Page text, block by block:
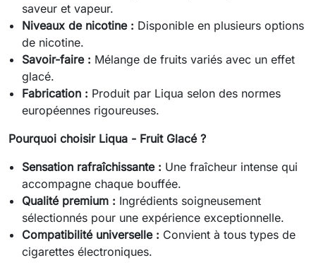
saveur et vapeur.
Niveaux de nicotine : Disponible en plusieurs options
de nicotine.
Savoir-faire : Mélange de fruits variés avec un effet
glacé.
Fabrication : Produit par Liqua selon des normes
européennes rigoureuses.
Pourquoi choisir Liqua - Fruit Glacé ?
Sensation rafraîchissante : Une fraîcheur intense qui
accompagne chaque bouffée.
Qualité premium : Ingrédients soigneusement
sélectionnés pour une expérience exceptionnelle.
Compatibilité universelle : Convient à tous types de
cigarettes électroniques.